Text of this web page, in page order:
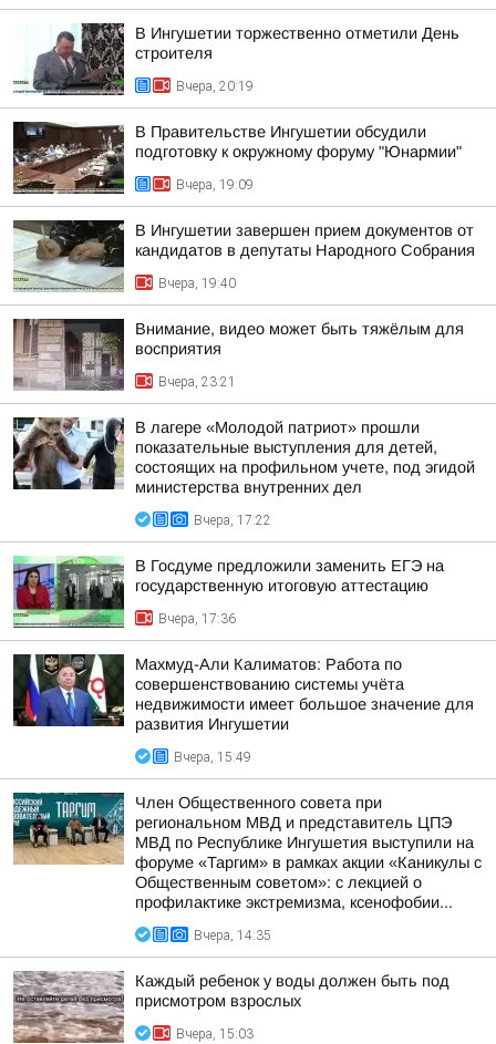
В Ингушетии торжественно отметили День
строителя
Вчера, 20:19
В Правительстве Ингушетии обсудили
подготовку к окружному форуму "Юнармии"
Вчера, 19:09
В Ингушетии завершен прием документов от
кандидатов в депутаты Народного Собрания
Вчера, 19:40
Внимание, видео может быть тяжёлым для
восприятия
Вчера, 23:21
В лагере «Молодой патриот» прошли
показательные выступления для детей,
состоящих на профильном учете, под эгидой
министерства внутренних дел
Вчера, 17:22
В Госдуме предложили заменить ЕГЭ на
государственную итоговую аттестацию
Вчера, 17:36
Махмуд-Али Калиматов: Работа по
совершенствованию системы учёта
недвижимости имеет большое значение для
развития Ингушетии
Вчера, 15:49
Член Общественного совета при
региональном МВД и представитель ЦПЭ
МВД по Республике Ингушетия выступили на
форуме «Таргим» в рамках акции «Каникулы с
Общественным советом»: с лекцией о
профилактике экстремизма, ксенофобии...
Вчера, 14:35
Каждый ребенок у воды должен быть под
присмотром взрослых
Вчера, 15:03